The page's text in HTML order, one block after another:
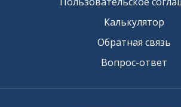
Калькулятор
Обратная связь
Вопрос-ответ